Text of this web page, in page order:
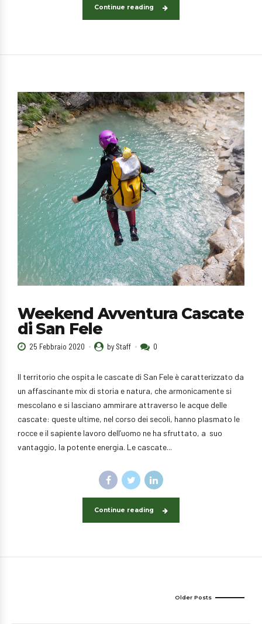
Continue reading
Weekend Avventura Cascate
di San Fele
25 Febbraio 2020 by Staff 0
Il territorio che ospita le cascate di San Fele è caratterizzato da
un affascinante mix di storia e natura, che armonicamente si
mescolano e si lasciano ammirare attraverso le acque delle
cascate: queste ultime, nel corso dei secoli, hanno plasmato le
rocce e il sapiente lavoro dell’uomo ne ha sfruttato, a suo
vantaggio, la potente energia. Le cascate...
Continue reading
Older Posts